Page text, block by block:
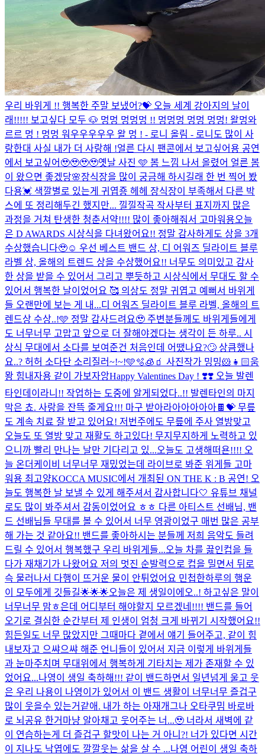
우리 바위게 !! 행복한 주말 보냈어?💝 오늘 세계 강아지의 날이
래!!!!! 보고싶다 모두 🐶 멍멍 멍멍멍 !! 멍멍멍 멍멍 멍멍! 왈멍와
르르 멍 ! 멍멍 워우우우우우 왈 멍 ! - 로니 올림 - 로니도 많이 사
랑한대 사실 내가 더 사랑해 !얼른 다시 팬콘에서 보고싶어용 공연
에서 보고싶어🥹🥹🥹🥹옛날 사진 🩵 봄 느낌 나서 올렸어 얼른 봄
이 왔으면 좋겠당🌸장식장을 많이 궁금해 하시길래 한 번 찍어 봤
다용💓 색깔별로 있는게 귀엽죵 헤헤 장식장이 부족해서 다른 박
스에 또 정리해두긴 했지만... 낄낄작곡 작사부터 표지까지 많은
과정을 거쳐 탄생한 청춘서약!!!! 많이 좋아해줘서 고마워용오늘
은 D AWARDS 시상식을 다녀왔어요!! 정말 감사하게도 상을 3개
수상했습니다🥹☺️ 우선 베스트 밴드 상, 디 어워즈 딜라이트 블루
라벨 상, 올해의 트렌드 상을 수상했어요!! 너무도 의미있고 감사
한 상을 받을 수 있어서 그리고 뿌듯하고 시상식에서 무대도 할 수
있어서 행복한 날이었어요 🥰 의상도 정말 귀엽고 예뻐서 바위게
들 오랜만에 보는 게 내...디 어워즈 딜라이트 블루 라벨, 올해의 트
렌드상 수상..!🩵 정말 감사드려요🥹 주변분들께도 바위게들에게
도 너무너무 고맙고 앞으로 더 잘해야겠다는 생각이 든 하루.. 시
상식 무대에서 소다를 보여준건 처음인데 어땠나요?🙄 상큼했나
요..? 허허 소다단 소리질러~!~!🩵🫧🧊🧃 사진작가 밍밍🐹👧🏻움
뫙 힘내자용 같이 가보자앙Happy Valentines Day ! ❣️❣️ 오늘 발렌
타인데이라니!! 작업하는 도중에 알게되었다..!! 발렌타인의 마지
막은 쵸. 사랑을 잔뜩 줄게요!!! 마구 받아라아아아아아🍫💝 무릎
도 계속 치료 잘 받고 있어요! 저번주에도 무릎에 주사 열방맞고
오늘도 또 열방 맞고 재활도 하고있다! 무지무지하게 노력하고 있
으니까 빨리 만나는 날만 기다리고 있...오늘도 고생해떠욘!!!! 오
늘 온더케이비 너무너무 재밌었는데 라이브로 봐준 위게들 고마
워용 최고양KOCCA MUSIC에서 개최된 ON THE K : B 공연! 오
늘도 행복한 날 보낼 수 있게 해주셔서 감사합니다🤍 유튜브 채널
로도 많이 봐주셔서 감동이었어요 ㅎㅎ 다른 아티스트 선배님, 밴
드 선배님들 무대를 볼 수 있어서 너무 영광이었구 매번 많은 공부
해 가는 것 같아요!! 밴드를 좋아하시는 분들께 저희 음악도 들려
드릴 수 있어서 행복했구 우리 바위게들...오늘 차를 끓인컵을 들
다가 재채기가 나왔어요 저의 멋진 순발력으로 컵을 밀면서 뒤로
슥 물러나서 다행이 뜨거운 물이 안튀었어요 민첩한하루의 행운
이 모두에게 깃들길🌟🌟🌟오늘은 제 생일이에오..! 하고싶은 말이
너무너무 맘ㅎ은데 어디부터 해야할지 모르겠네!!!! 밴드를 들어
오기로 결심한 순간부터 제 인생이 엄청 크게 바뀌기 시작했어요!!
힘든일도 너무 많았지만 그때마다 곁에서 얘기 들어주고, 같이 힘
내보자고 으쌰으쌰 해준 언니들이 있어서 지금 이렇게 바위게들
과 눈마주치며 무대위에서 행복하게 기타치는 제가 존재할 수 있
었어요...나영이 생일 축하해!!! 같이 밴드하면서 일년넘게 울고 웃
은 우리 나용이 나영이가 있어서 이 밴드 생활이 너무너무 즐겁구
많이 웃을수 있는거같애. 내가 하는 아재개그나 오타쿠밈 바로바
로 뇌공유 한거마냥 알아채고 웃어주는 너...🥹 너라서 새벽에 같
이 연습하는게 더 즐겁구 할맛이 나는 거 아니?! 너가 있다면 시간
이 지나도 낙엽에도 깔깔웃는 삶을 살 수 ...나영 어린이 생일 축하